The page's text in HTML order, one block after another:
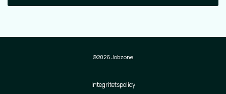
©2026 Jobzone
Integritetspolicy